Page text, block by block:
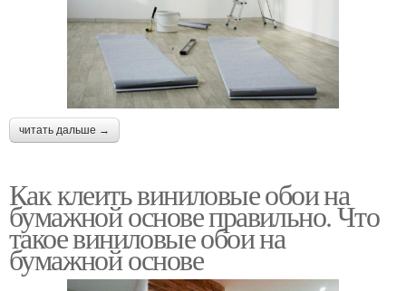
читать дальше →
Как клеить виниловые обои на
бумажной основе правильно. Что
такое виниловые обои на
бумажной основе